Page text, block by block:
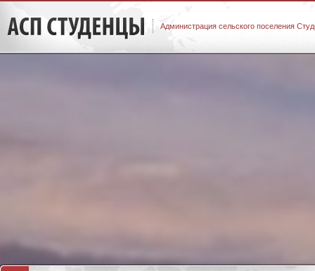
Администрация сельского поселения